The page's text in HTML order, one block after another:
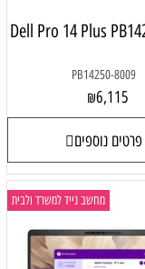
Dell Pro 14 Plus
PB14250-8009
₪6,115
פרטים נוספים
מחשב נייד למשרד ולבית